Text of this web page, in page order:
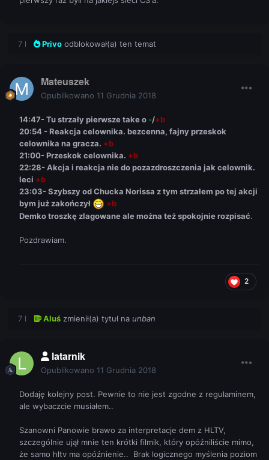
7 l Privo odblokował(a) ten temat
Mateuszek
Opublikowano 11 Grudnia 2018
14:47- Tu strzały pierwsze take o -/+b
20:54 - Reakcja celownika. bezcenna, fajny przeskok
celownika na gracza. +b
21:00- Przeskok celownika. +b
22:28- Akcja i reakcja nie do pozazdroszczenia jak celownik.
leci +b
23:03- Szybszy od Chucka Norissa z tym strzałem po tej akcji
bym już zakończył
+b
Demko troszkę zlagowane ale można też spokojnie rozpisać.
Pozdrawiam.
2
7 l Aluś zmienił(a) tytuł na unban
latarnik
Opublikowano 11 Grudnia 2018
Dodaję kolejny post. Pewnie to nie jest zgodne z regulaminem,
ale wybaczcie musiałem..
Szanowni Panowie brawo za interpretacje dem z HLTV,
szczególnie ujął mnie ten krótki filmik, który opóźniliście mimo,
że samo hltv ma opóźnienie.. Brak logicznego myślenia poziom